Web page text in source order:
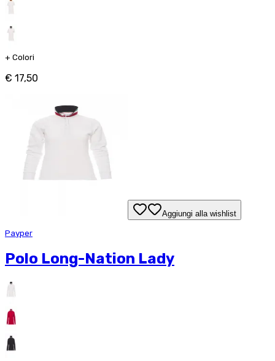
+ Colori
€ 17,50
Aggiungi alla wishlist
Payper
Polo Long-Nation Lady